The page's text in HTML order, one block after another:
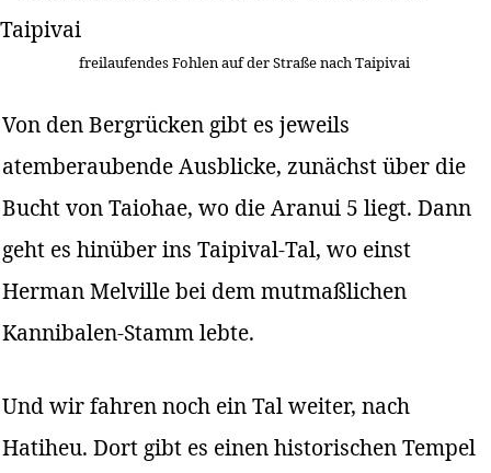
freilaufendes Fohlen auf der Straße nach Taipivai
Von den Bergrücken gibt es jeweils
atemberaubende Ausblicke, zunächst über die
Bucht von Taiohae, wo die Aranui 5 liegt. Dann
geht es hinüber ins Taipival-Tal, wo einst
Herman Melville bei dem mutmaßlichen
Kannibalen-Stamm lebte.
Und wir fahren noch ein Tal weiter, nach
Hatiheu. Dort gibt es einen historischen Tempel